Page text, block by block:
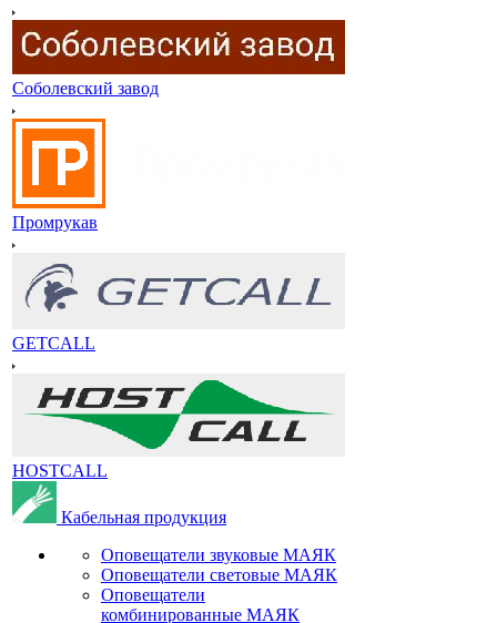
Соболевский завод
Промрукав
GETCALL
HOSTCALL
Кабельная продукция
Оповещатели звуковые МАЯК
Оповещатели световые МАЯК
Оповещатели
комбинированные МАЯК